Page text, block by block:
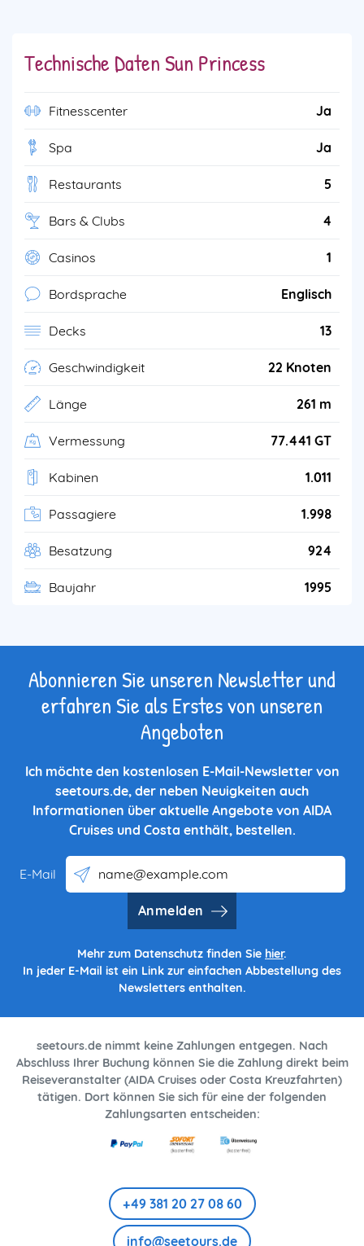
Technische Daten Sun Princess
Fitnesscenter Ja
Spa Ja
Restaurants 5
Bars & Clubs 4
Casinos 1
Bordsprache Englisch
Decks 13
Geschwindigkeit 22 Knoten
Länge 261 m
Vermessung 77.441 GT
Kabinen 1.011
Passagiere 1.998
Besatzung 924
Baujahr 1995
Abonnieren Sie unseren Newsletter und
erfahren Sie als Erstes von unseren
Angeboten
Ich möchte den kostenlosen E-Mail-Newsletter von
seetours.de, der neben Neuigkeiten auch
Informationen über aktuelle Angebote von AIDA
Cruises und Costa enthält, bestellen.
E-Mail
Anmelden
Mehr zum Datenschutz finden Sie hier.
In jeder E-Mail ist ein Link zur einfachen Abbestellung des
Newsletters enthalten.
seetours.de nimmt keine Zahlungen entgegen. Nach
Abschluss Ihrer Buchung können Sie die Zahlung direkt beim
Reiseveranstalter (AIDA Cruises oder Costa Kreuzfahrten)
tätigen. Dort können Sie sich für eine der folgenden
Zahlungsarten entscheiden:
+49 381 20 27 08 60
info@seetours.de